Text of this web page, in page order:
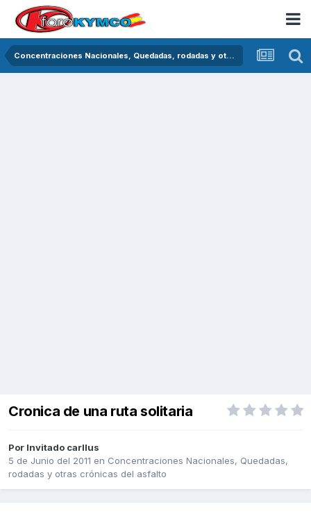
Concentraciones Nacionales, Quedadas, rodadas y otras crónicas del asfalto
Cronica de una ruta solitaria
Por Invitado carllus
5 de Junio del 2011 en Concentraciones Nacionales, Quedadas,
rodadas y otras crónicas del asfalto